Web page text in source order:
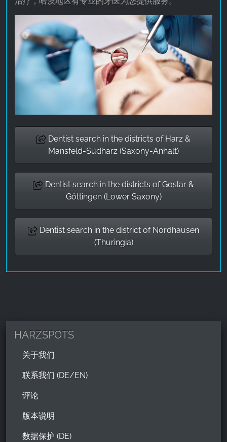
Dentist search in the districts of Harz &
Mansfeld-Südharz (Saxony-Anhalt)
Dentist search in the districts of Goslar &
Göttingen (Lower Saxony)
Dentist search in the district of Nordhausen
(Thuringia)
HARZSPOTS
关于我们
联系我们 (DE/EN)
评论
版本说明
数据保护 (DE)